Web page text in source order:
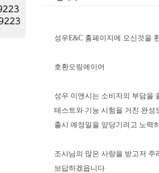
성우E&C 홈페이지에 오신것을
호환오링에이어
성우 이앤시는 소비자의 부담을
테스트와 기능 시험을 거친 완성
출시 예정일을 앞당기려고 노력
조사님의 많은 사랑을 받고저
보답하겠읍니다